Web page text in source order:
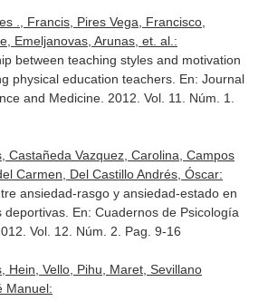
., Francis, Pires Vega, Francisco,
Emeljanovas, Arunas, et. al.:
between teaching styles and motivation
physical education teachers. En: Journal
and Medicine. 2012. Vol. 11. Núm. 1.
Castañeda Vazquez, Carolina, Campos
Carmen, Del Castillo Andrés, Óscar:
ansiedad-rasgo y ansiedad-estado en
En: Cuadernos de Psicología
Vol. 12. Núm. 2. Pag. 9-16
Hein, Vello, Pihu, Maret, Sevillano
Manuel: